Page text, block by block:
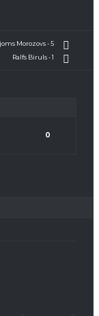
Morozovs - 5
Ralfs Biruls - 1
0